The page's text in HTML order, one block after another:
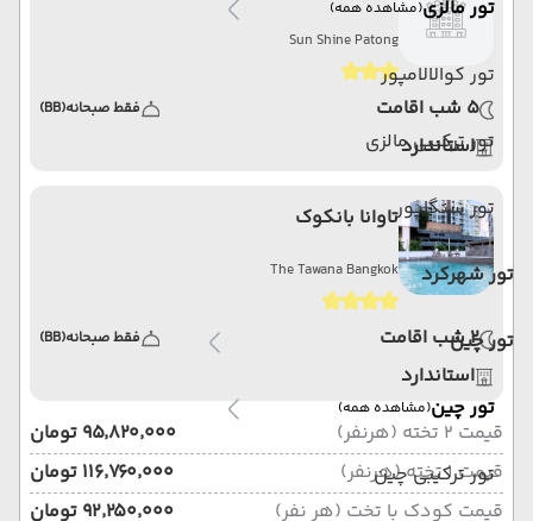
تور مالزی(مشاهده همه)
تور کوالالامپور
تور ترکیبی مالزی
تور سنگاپور
تور شهرکرد
تور چین
تور چین(مشاهده همه)
تور ترکیبی چین
Sun Shine Patong
5 شب اقامت فقط صبحانه(BB)
استاندارد
تاوانا بانکوک
The Tawana Bangkok
2 شب اقامت فقط صبحانه(BB)
استاندارد
قیمت 2 تخته (هرنفر)
۹۵٬۸۲۰٬۰۰۰ تومان
قیمت 1 تخته (هرنفر)
۱۱۶٬۷۶۰٬۰۰۰ تومان
قیمت کودک با تخت (هر نفر)
۹۲٬۲۵۰٬۰۰۰ تومان